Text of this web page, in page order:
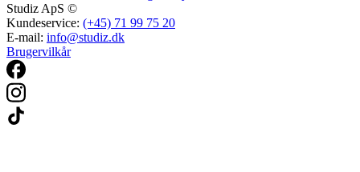
Studiz ApS ©
Kundeservice: (+45) 71 99 75 20
E-mail: info@studiz.dk
Brugervilkår